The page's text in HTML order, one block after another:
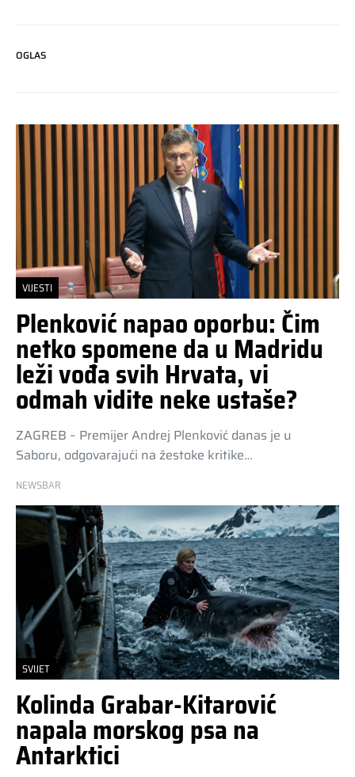
OGLAS
VIJESTI
Plenković napao oporbu: Čim
netko spomene da u Madridu
leži vođa svih Hrvata, vi
odmah vidite neke ustaše?
ZAGREB – Premijer Andrej Plenković danas je u
Saboru, odgovarajući na žestoke kritike…
NEWSBAR
SVIJET
Kolinda Grabar-Kitarović
napala morskog psa na
Antarktici